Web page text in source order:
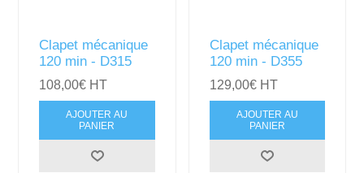
Clapet mécanique
120 min - D315
108,00€ HT
AJOUTER AU
PANIER
Clapet mécanique
120 min - D355
129,00€ HT
AJOUTER AU
PANIER